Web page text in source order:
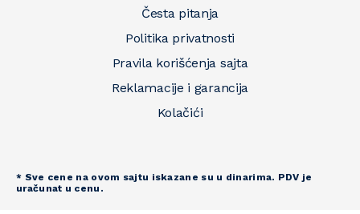
Česta pitanja
Politika privatnosti
Pravila korišćenja sajta
Reklamacije i garancija
Kolačići
* Sve cene na ovom sajtu iskazane su u dinarima. PDV je
uračunat u cenu.